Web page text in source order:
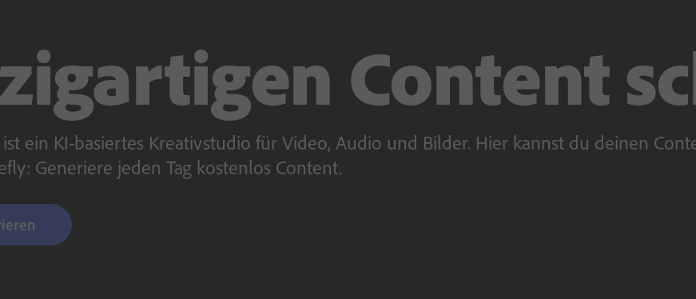
Content
ein KI-basiertes Kreativstudio für Video, Audio und Bilder. Hier kannst du deinen
Generiere jeden Tag kostenlos Content.